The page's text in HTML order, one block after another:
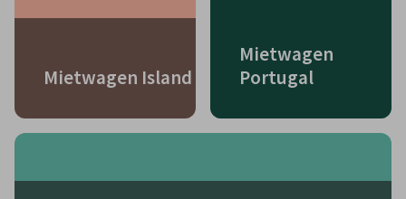
Mietwagen Island
Mietwagen
Portugal